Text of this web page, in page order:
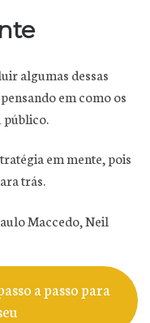
algumas dessas
em como os
público.
em mente, pois
trás.
Maccedo, Neil
a passo para